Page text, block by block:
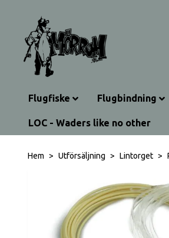
Flugfiske Flugbindning
LOC - Waders like no other
Hem Utförsäljning Lintorget